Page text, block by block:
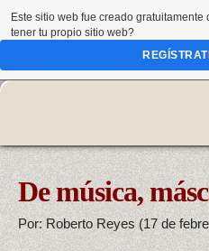
De música,
Por: Roberto Reyes (17 de
Este sitio web fue creado gratuitamente
tener tu propio sitio web?